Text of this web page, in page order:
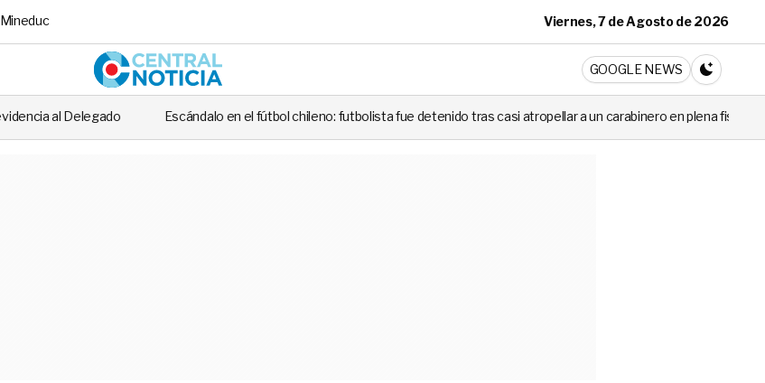
Mineduc Viernes, 7 de Agosto de 2026
Central Noticia
GOOGLE NEWS
CAMBIA A
Escándalo en el fútbol chileno: futbolista fue detenido tras casi atropellar a un carabinero en plena fiscalización Cortes de